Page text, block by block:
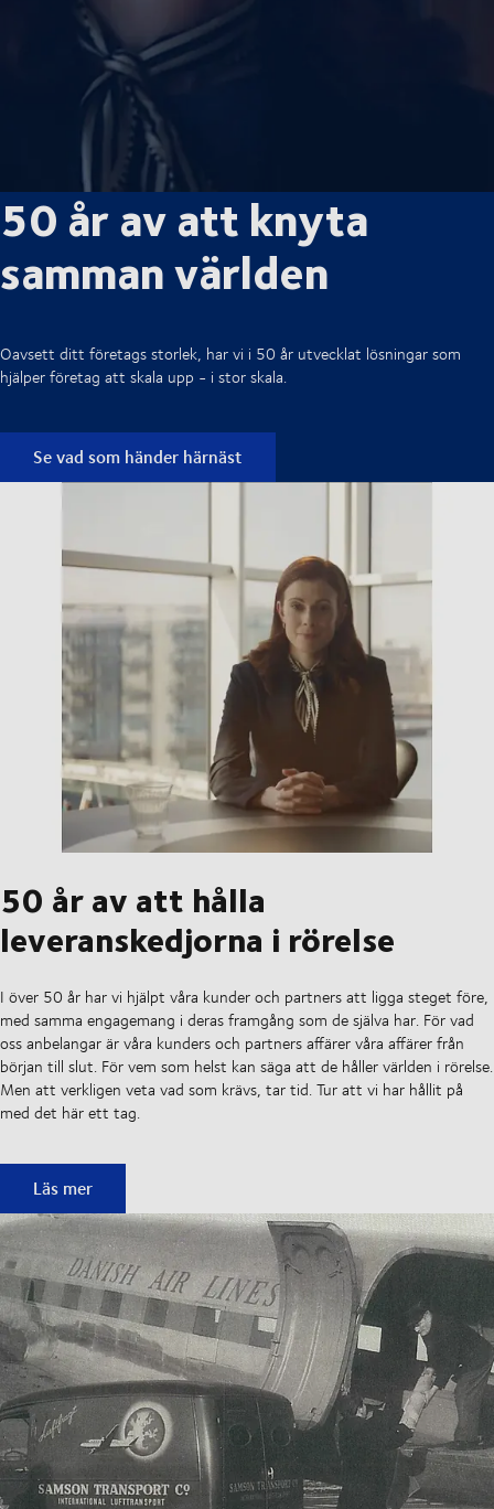
50 år av att knyta
samman världen
Oavsett ditt företags storlek, har vi i 50 år utvecklat lösningar som
hjälper företag att skala upp - i stor skala.
Se vad som händer härnäst
50 år av att hålla
leveranskedjorna i rörelse
I över 50 år har vi hjälpt våra kunder och partners att ligga steget före,
med samma engagemang i deras framgång som de själva har. För vad
oss anbelangar är våra kunders och partners affärer våra affärer från
början till slut. För vem som helst kan säga att de håller världen i rörelse.
Men att verkligen veta vad som krävs, tar tid. Tur att vi har hållit på
med det här ett tag.
50 år av att hålla leveranskedjorna i rörelse
Läs mer